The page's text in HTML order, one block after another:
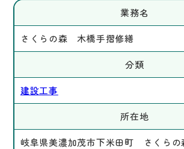
業務名
さくらの森 木橋手摺修繕
分類
建設工事
所在地
岐阜県美濃加茂市下米田町 さくらの